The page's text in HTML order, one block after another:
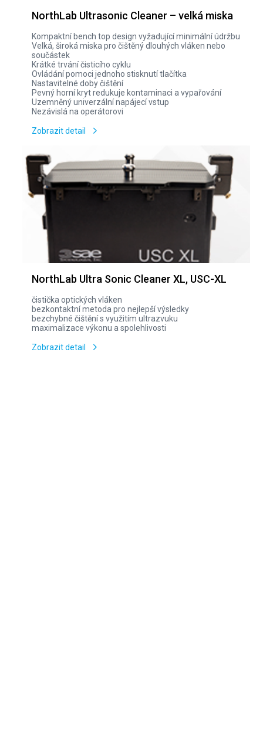
NorthLab Ultrasonic Cleaner – velká miska
Kompaktní bench top design vyžadující minimální údržbu
Velká, široká miska pro čištěný dlouhých vláken nebo
součástek
Krátké trvání čisticího cyklu
Ovládání pomoci jednoho stisknutí tlačítka
Nastavitelné doby čištění
Pevný horní kryt redukuje kontaminaci a vypařování
Uzemněný univerzální napájecí vstup
Nezávislá na operátorovi
Zobrazit detail
NorthLab Ultra Sonic Cleaner XL, USC-XL
čistička optických vláken
bezkontaktní metoda pro nejlepší výsledky
bezchybné čištění s využitím ultrazvuku
maximalizace výkonu a spolehlivosti
Zobrazit detail